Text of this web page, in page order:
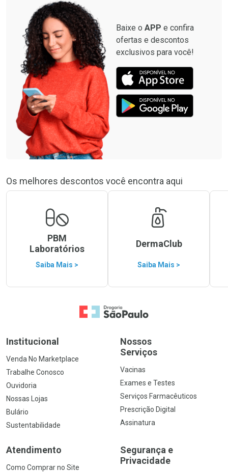
Baixe o APP e confira
ofertas e descontos
exclusivos para você!
Os melhores descontos você encontra aqui
PBM
Laboratórios
Saiba Mais >
DermaClub
Saiba Mais >
Ir para a Home
Institucional
Venda No Marketplace
Trabalhe Conosco
Ouvidoria
Nossas Lojas
Bulário
Sustentabilidade
Nossos
Serviços
Vacinas
Exames e Testes
Serviços Farmacêuticos
Prescrição Digital
Assinatura
Atendimento
Como Comprar no Site
Segurança e
Privacidade